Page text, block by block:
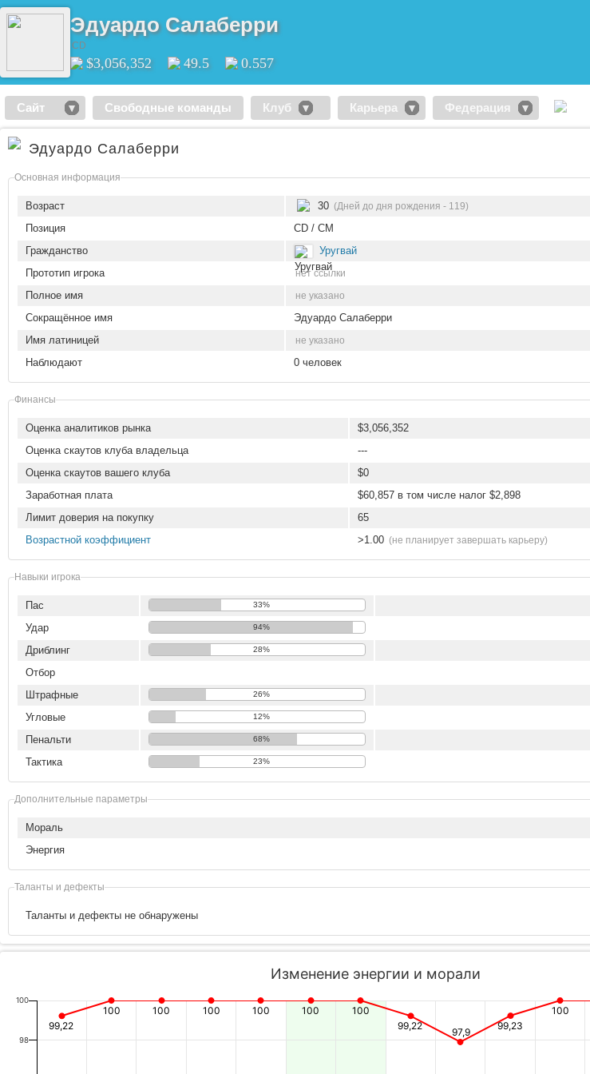
Эдуардо Салаберри
CD
$3,056,352 49.5 0.557
Сайт Свободные команды Клуб Карьера Федерация
Эдуардо Салаберри
Основная информация
Возраст 30 (Дней до дня рождения - 119)
Позиция
CD / CM
Гражданство
Уругвай
Прототип игрока
нет ссылки
Полное имя не указано
Сокращённое имя
Эдуардо Салаберри
Имя латиницей
не указано
Наблюдают 0 человек
Финансы
Оценка аналитиков рынка $3,056,352
Оценка скаутов клуба владельца
---
Оценка скаутов вашего клуба
$0
Заработная плата
$60,857 в том числе налог $2,898
Лимит доверия на покупку
65
Возрастной коэффициент
>1.00 (не планирует завершать карьеру)
Навыки игрока
Пас 33%
Удар
94%
Дриблинг
28%
Отбор
Штрафные
26%
Угловые
12%
Пенальти
68%
Тактика
23%
Дополнительные параметры
Мораль
Энергия
Таланты и дефекты
Таланты и дефекты не обнаружены
Изменение энергии и морали
99,22
100 100 100 100 100
100
99,22
97,9
99,23
100
98
100